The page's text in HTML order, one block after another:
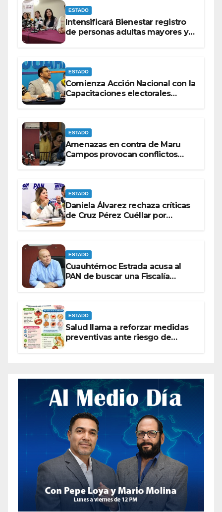
ESTADO
Intensificará Bienestar registro
de personas adultas mayores y
ESTADO
Comienza Acción Nacional con la
Capacitaciones electorales
ESTADO
Amenazas en contra de Maru
Campos provocan conflictos
ESTADO
Daniela Álvarez rechaza críticas
de Cruz Pérez Cuéllar por
ESTADO
Cuauhtémoc Estrada acusa al
PAN de buscar una Fiscalía
ESTADO
Salud llama a reforzar medidas
preventivas ante riesgo de